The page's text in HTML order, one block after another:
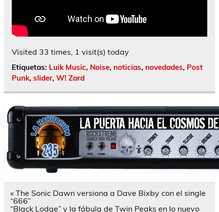
Visited 33 times, 1 visit(s) today
Etiquetas: Luik Music, Noise, noticias, novedades, Post
Punk, slider, W! Zard
Navegación
de
entradas
« The Sonic Dawn versiona a Dave Bixby con el single
“666”
“Black Lodge” y la fábula de Twin Peaks en lo nuevo